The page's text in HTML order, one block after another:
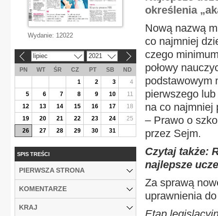
określenia
Nową nazwą
co najmniej
czego
połowy
podstawowym
pierwszego
na co najmniej
– Prawo o
przez Sejm.
Czytaj także:
najlepsze
Za sprawą
uprawnienia
Wydanie: 12022
lipiec 2021
PN WT ŚR CZ PT SB
ND
1
2 3
4
5
6 7 8 9 10
11
12
13 14 15 16 17
18
19
20 21 22 23 24
25
26
27 28 29 30 31
SPIS TREŚCI
PIERWSZA STRONA
KOMENTARZE
KRAJ